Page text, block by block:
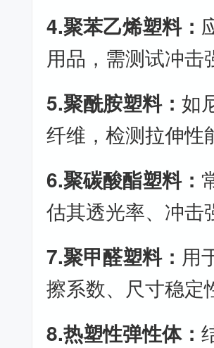
4.聚苯乙烯塑料：
用品，需测试冲
5.聚酰胺塑料：如
纤维，检测拉伸性
6.聚碳酸酯塑料：
估其透光率、冲击
7.聚甲醛塑料： 用
擦系数、尺寸稳定
8.热塑性弹性体：